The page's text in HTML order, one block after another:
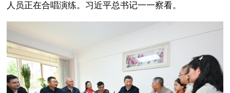
人员正在合唱演练。习近平总书记一一察看。